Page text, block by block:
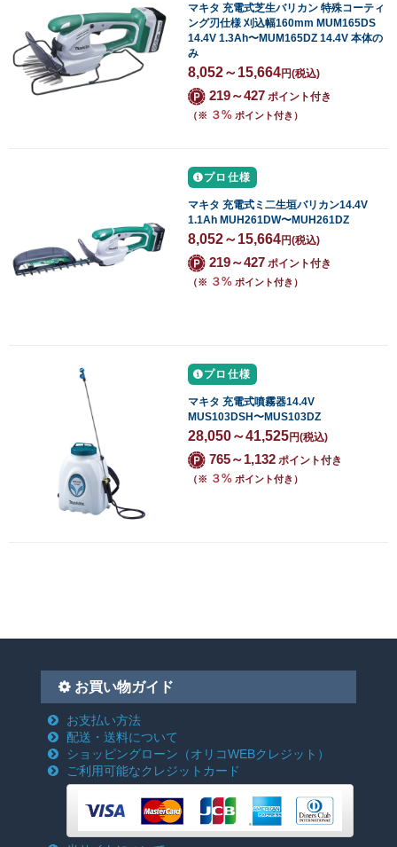
マキタ 充電式芝生バリカン 特殊コーティ
ング刃仕様 刈込幅160mm MUM165DS
14.4V 1.3Ah〜MUM165DZ 14.4V 本体の
み
8,052～15,664円(税込)
219～427 ポイント付き
（※ ３% ポイント付き）
プロ仕様
マキタ 充電式ミ二生垣バリカン14.4V
1.1Ah MUH261DW〜MUH261DZ
8,052～15,664円(税込)
219～427 ポイント付き
（※ ３% ポイント付き）
プロ仕様
マキタ 充電式噴霧器14.4V
MUS103DSH〜MUS103DZ
28,050～41,525円(税込)
765～1,132 ポイント付き
（※ ３% ポイント付き）
お買い物ガイド
お支払い方法
配送・送料について
ショッピングローン （オリコWEBクレジット）
ご利用可能なクレジットカード